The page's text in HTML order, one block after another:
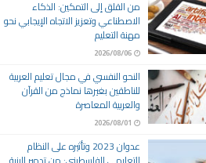
من القلق إلى التمكين: الذكاء
الاصطناعي وتعزيز الاتجاه الإيجابي نحو
مهنة التعليم
2026/08/06
النحو النفسي في مجال تعليم العربية
للناطقين بغيرها نماذج من القرآن
والعربية المعاصرة
2026/08/01
عدوان 2023 وتأثيره على النظام